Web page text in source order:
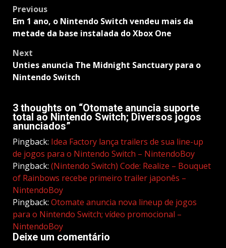
Post
navigation
Previous
Em 1 ano, o Nintendo Switch vendeu mais da
metade da base instalada do Xbox One
Next
Unties anuncia The Midnight Sanctuary para o
Nintendo Switch
3 thoughts on “Otomate anuncia suporte
total ao Nintendo Switch; Diversos jogos
anunciados”
Pingback: Idea Factory lança trailers de sua line-up
de jogos para o Nintendo Switch – NintendoBoy
Pingback: (Nintendo Switch) Code: Realize – Bouquet
of Rainbows recebe primeiro trailer japonês –
NintendoBoy
Pingback: Otomate anuncia nova lineup de jogos
para o Nintendo Switch; vídeo promocional –
NintendoBoy
Deixe um comentário